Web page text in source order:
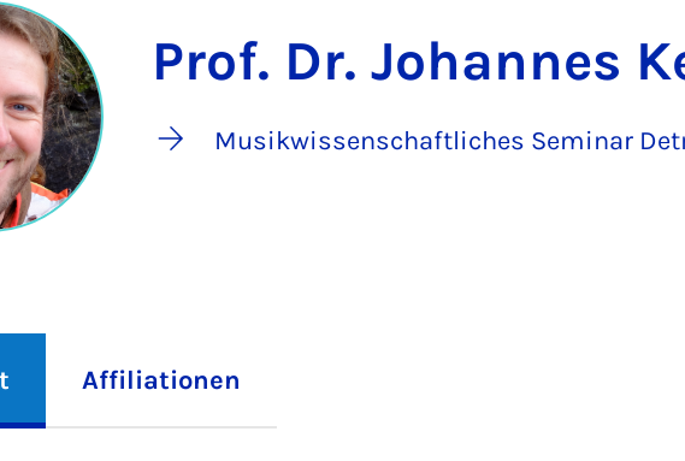
Prof. Dr. Johannes
Musikwissenschaftliches Seminar
Affiliationen